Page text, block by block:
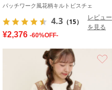
パッチワーク風花柄キルトビスチェ
4.3 （15）
レビュー
を見る
¥2,376 -60%OFF-